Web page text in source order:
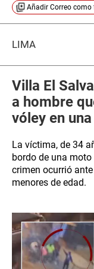
Añadir Correo como
LIMA
Villa El
a hombre
vóley en
La víctima, de 34
bordo de una moto
crimen ocurrió
menores de edad.